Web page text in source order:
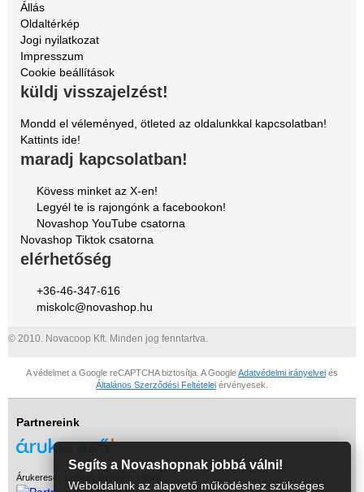
Állás
Oldaltérkép
Jogi nyilatkozat
Impresszum
Cookie beállítások
küldj visszajelzést!
Mondd el véleményed, ötleted az oldalunkkal kapcsolatban!
Kattints ide!
maradj kapcsolatban!
Kövess minket az X-en!
Legyél te is rajongónk a facebookon!
Novashop YouTube csatorna
Novashop Tiktok csatorna
elérhetőség
+36-46-347-616
miskolc@novashop.hu
© 2010. Novacoop Kft. Minden jog fenntartva.
A védelmet a Google reCAPTCHA biztosítja. A GoogleAdatvédelmi irányelvei és
Általános Szerződési Feltételei érvényesek.
Partnereink
Árukereső, a hiteles vásárlási kalauz
Segíts a Novashopnak jobbá válni!
Weboldalunk az alapvető működéshez szükséges